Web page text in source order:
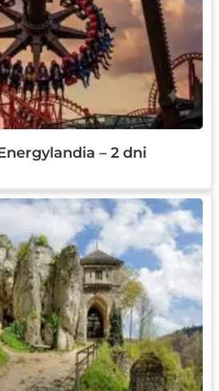
– 2 dni